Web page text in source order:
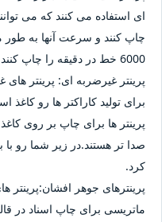
ای استفاده می کنند که می
6000 خط در دقیقه را چاپ کنند
پرینتر غیرضربه ای: پرینتر
برای تولید کاراکتر ها رو کاغذ
پرینتر ها برای چاپ بر روی
صدا تر هستند.در زیر شما رو با
کرد.
پرینترهای جوهر افشان:پرینتر
ماتریسی برای چاپ اسناد در